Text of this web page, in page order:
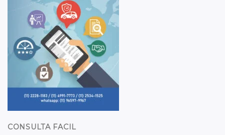
CONSULTA FACIL